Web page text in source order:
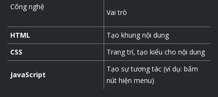
Công nghệ
Vai trò
HTML
Tạo khung nội dung
CSS
Trang trí, tạo kiểu cho nội dung
JavaScript
Tạo sự tương tác (ví dụ: bấm
nút hiện menu)